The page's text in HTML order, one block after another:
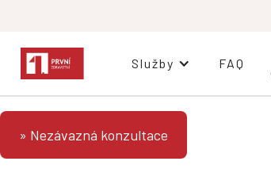
Služby FAQ
» Nezávazná konzultace